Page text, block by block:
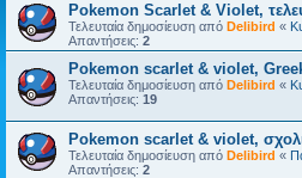
Pokemon Scarlet & Violet,
Τελευταία δημοσίευση από Delibird «
Απαντήσεις: 2
Pokemon scarlet & violet,
Τελευταία δημοσίευση από Delibird «
Απαντήσεις: 19
Pokemon scarlet & violet,
Τελευταία δημοσίευση από Delibird «
Απαντήσεις: 2